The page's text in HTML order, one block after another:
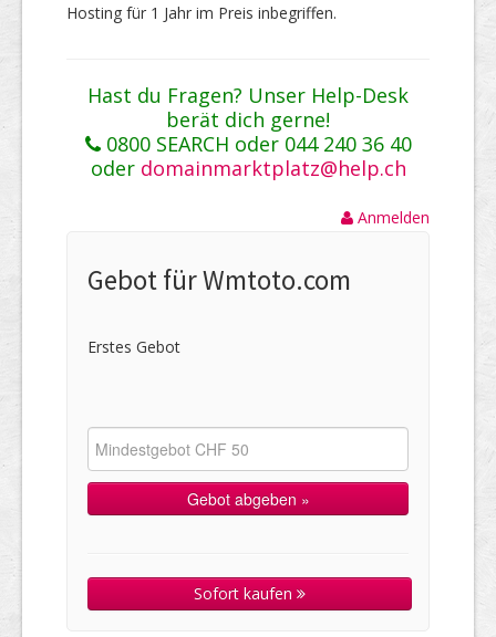
Hosting für 1 Jahr im Preis inbegriffen.
Hast du Fragen? Unser Help-Desk
berät dich gerne!
0800 SEARCH oder 044 240 36 40
oder domainmarktplatz@help.ch
Anmelden
Gebot für Wmtoto.com
Erstes Gebot
Sofort kaufen